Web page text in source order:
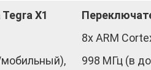
X1
8x ARM
998 МГц (в